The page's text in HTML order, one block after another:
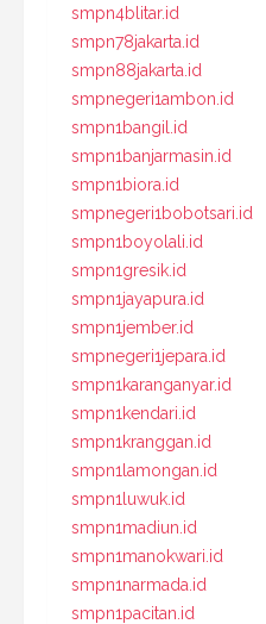
smpn4blitar.id
smpn78jakarta.id
smpn88jakarta.id
smpnegeri1ambon.id
smpn1bangil.id
smpn1banjarmasin.id
smpn1biora.id
smpnegeri1bobotsari.id
smpn1boyolali.id
smpn1gresik.id
smpn1jayapura.id
smpn1jember.id
smpnegeri1jepara.id
smpn1karanganyar.id
smpn1kendari.id
smpn1kranggan.id
smpn1lamongan.id
smpn1luwuk.id
smpn1madiun.id
smpn1manokwari.id
smpn1narmada.id
smpn1pacitan.id